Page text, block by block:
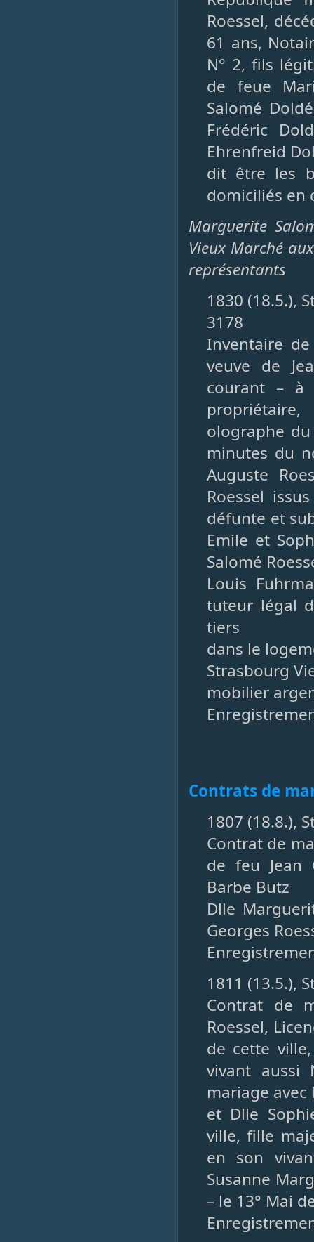
Roessel,
61 ans,
N° 2, fils
de feue
Salomé
Frédéric
Ehrenfreid
dit être les
domiciliés en
Marguerite
Vieux Marché
représentants
1830 (18.5.),
3178
Inventaire
veuve de
courant – à
olographe
minutes du
Auguste
Roessel
défunte et
Emile et
Salomé
Louis
tuteur légal
tiers
dans le
Strasbourg
mobilier
Contrats de
1807 (18.8.),
Contrat de
de feu Jean
Barbe Butz
Dlle
Georges
1811 (13.5.),
Contrat de
Roessel,
de cette
vivant aussi
mariage avec
et Dlle
ville, fille
en son
Susanne
– le 13° Mai